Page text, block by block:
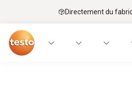
Directement du
Applications